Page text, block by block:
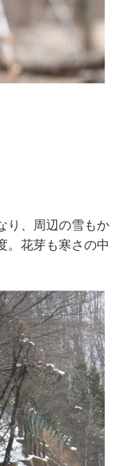
り、周辺の雪もか
。花芽も寒さの中